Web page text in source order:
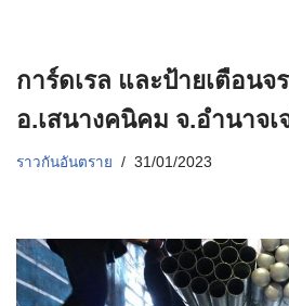
การ์ดเรล และป้ายเตือนจ
อ.เสนางคนิคม จ.อำนาจเ
ราวกันอันตราย 31/01/2023